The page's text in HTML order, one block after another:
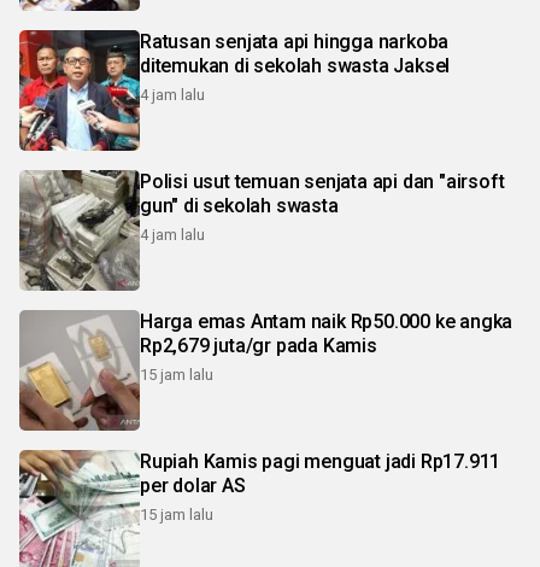
Ratusan senjata api hingga narkoba
ditemukan di sekolah swasta Jaksel
4 jam lalu
Polisi usut temuan senjata api dan "airsoft
gun" di sekolah swasta
4 jam lalu
Harga emas Antam naik Rp50.000 ke angka
Rp2,679 juta/gr pada Kamis
15 jam lalu
Rupiah Kamis pagi menguat jadi Rp17.911
per dolar AS
15 jam lalu